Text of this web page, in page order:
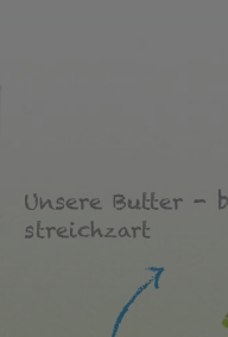
Unsere Butter -
streichzart